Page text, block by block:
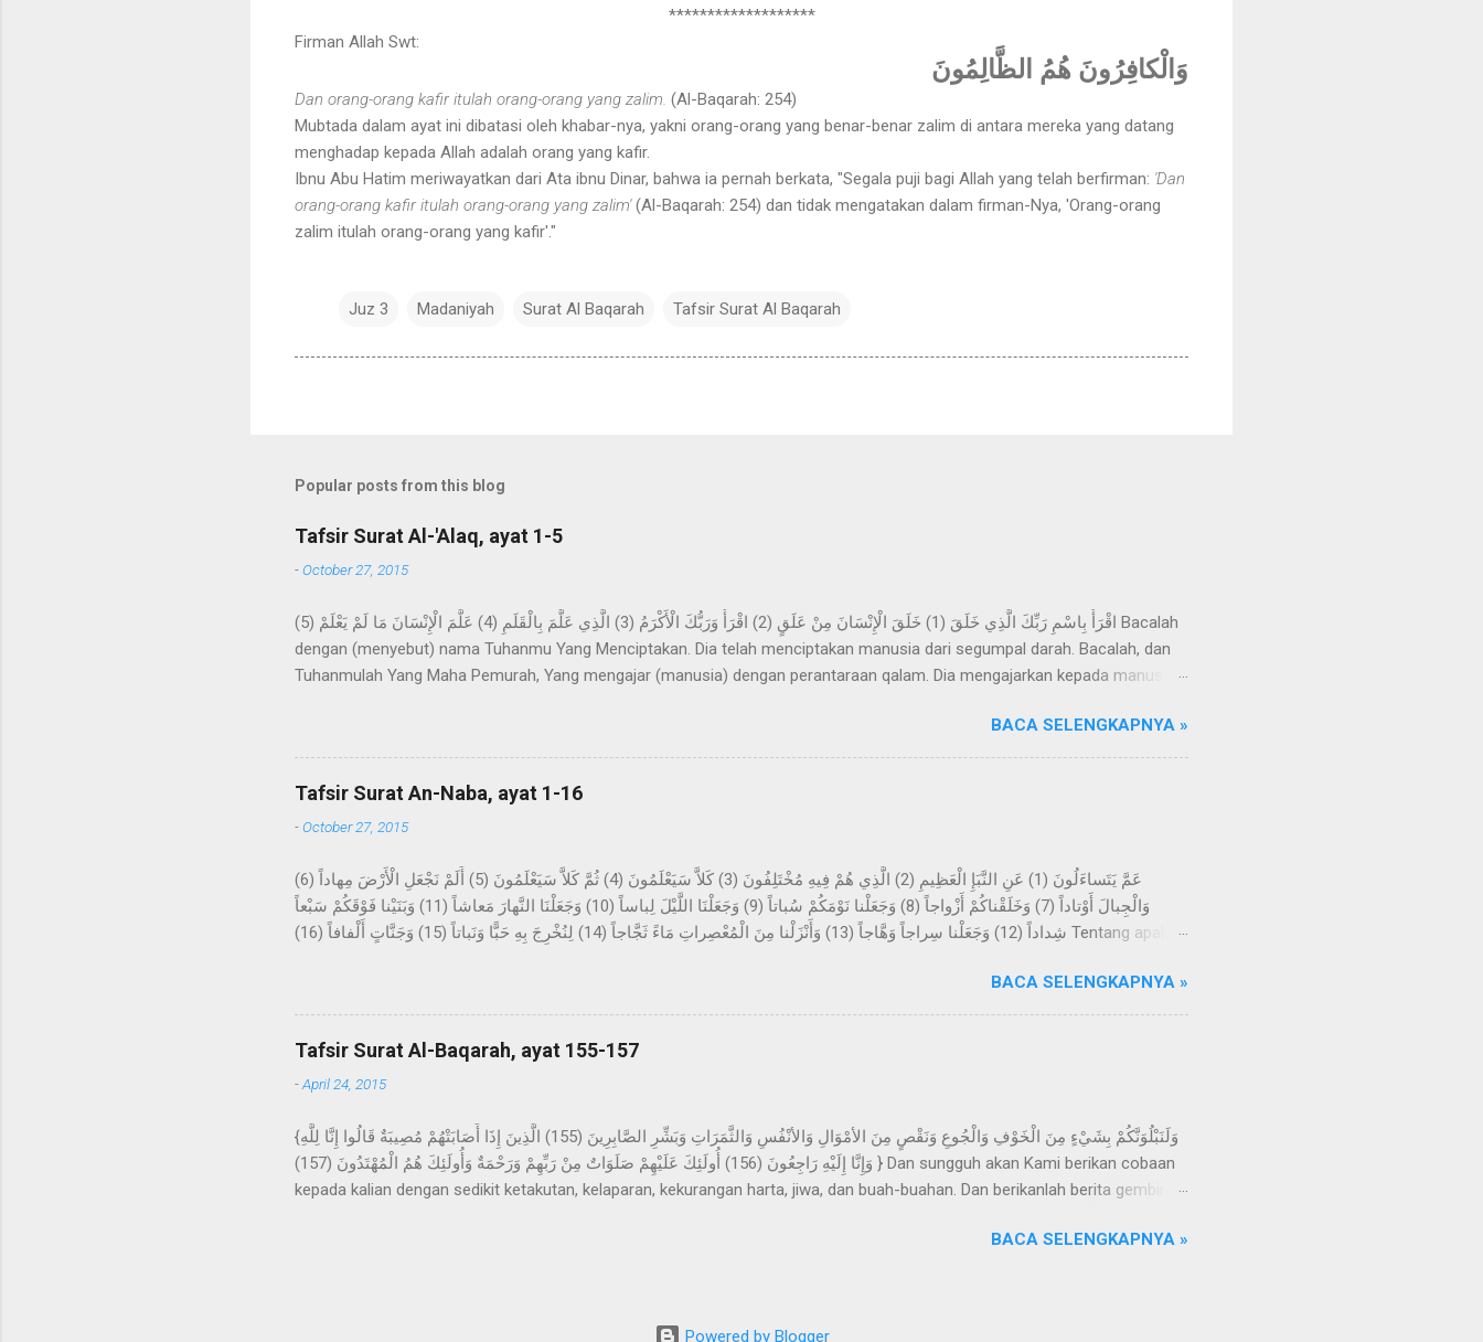
*******************
Firman Allah Swt:
وَالْكافِرُونَ هُمُ الظَّالِمُونَ
Dan orang-orang kafir itulah orang-orang yang zalim. (Al-Baqarah: 254)
Mubtada dalam ayat ini dibatasi oleh khabar-nya, yakni orang-orang yang benar-benar zalim di antara mereka yang datang
menghadap kepada Allah adalah orang yang kafir.
Ibnu Abu Hatim meriwayatkan dari Ata ibnu Dinar, bahwa ia pernah berkata, "Segala puji bagi Allah yang telah berfirman: 'Dan
orang-orang kafir itulah orang-orang yang zalim'(Al-Baqarah: 254) dan tidak mengatakan dalam firman-Nya, 'Orang-orang
zalim itulah orang-orang yang kafir'."
Juz 3 Madaniyah Surat Al Baqarah Tafsir Surat Al Baqarah
Popular posts from this blog
Tafsir Surat Al-'Alaq, ayat 1-5
-October 27, 2015
اقْرَأْ بِاسْمِ رَبِّكَ الَّذِي خَلَقَ (1) خَلَقَ الْإِنْسَانَ مِنْ عَلَقٍ (2) اقْرَأْ وَرَبُّكَ الْأَكْرَمُ (3) الَّذِي عَلَّمَ بِالْقَلَمِ (4) عَلَّمَ الْإِنْسَانَ مَا لَمْ يَعْلَمْ (5) Bacalah
dengan (menyebut) nama Tuhanmu Yang Menciptakan. Dia telah menciptakan manusia dari segumpal darah. Bacalah, dan
Tuhanmulah Yang Maha Pemurah, Yang mengajar (manusia) dengan perantaraan qalam. Dia mengajarkan kepada manusia
kepada kami Ma'mar, dari Az-Zuhri, dari Urwah, dari Aisyah yang menceritakan bahwa permulaan wahyu yang disampaikan
kepada Rasulullah Saw. berupa mimpi yang benar dalam tidurnya. Dan beliau tidak sekali-kali melihat suatu mimpi, melainkan
datangnya mimpi itu bagaikan sinar pagi hari. Kemudian dijadikan baginya suka menyendiri, dan beliau sering datang ke Gua
Hira, lalu melakukan ibadah di dalamnya selama beberapa malam yang berbilang dan...
BACA SELENGKAPNYA »
Tafsir Surat An-Naba, ayat 1-16
-October 27, 2015
عَمَّ يَتَساءَلُونَ (1) عَنِ النَّبَإِ الْعَظِيمِ (2) الَّذِي هُمْ فِيهِ مُخْتَلِفُونَ (3) كَلاَّ سَيَعْلَمُونَ (4) ثُمَّ كَلاَّ سَيَعْلَمُونَ (5) أَلَمْ نَجْعَلِ الْأَرْضَ مِهاداً (6)
وَالْجِبالَ أَوْتاداً (7) وَخَلَقْناكُمْ أَزْواجاً (8) وَجَعَلْنا نَوْمَكُمْ سُباتاً (9) وَجَعَلْنَا اللَّيْلَ لِباساً (10) وَجَعَلْنَا النَّهارَ مَعاشاً (11) وَبَنَيْنا فَوْقَكُمْ سَبْعاً
شِداداً (12) وَجَعَلْنا سِراجاً وَهَّاجاً (13) وَأَنْزَلْنا مِنَ الْمُعْصِراتِ مَاءً ثَجَّاجاً (14) لِنُخْرِجَ بِهِ حَبًّا وَنَباتاً (15) وَجَنَّاتٍ أَلْفافاً (16) Tentang apakah
akan mengetahui, kemudian sekali-kali tidak; kelak mereka akan mengetahui. Bukankah Kami telah menjadikan bumi itu
sebagai hamparan? Dan gunung-gunung sebagai pasak? Dan Kami jadikan kalian berpasang-pasangan, dan Kami jadikan
tidur kalian untuk istirahat, dan Kami jadikan malam sebagai pakaian, dan ...
BACA SELENGKAPNYA »
Tafsir Surat Al-Baqarah, ayat 155-157
-April 24, 2015
{وَلَنَبْلُوَنَّكُمْ بِشَيْءٍ مِنَ الْخَوْفِ وَالْجُوعِ وَنَقْصٍ مِنَ الأمْوَالِ وَالأنْفُسِ وَالثَّمَرَاتِ وَبَشِّرِ الصَّابِرِينَ (155) الَّذِينَ إِذَا أَصَابَتْهُمْ مُصِيبَةٌ قَالُوا إِنَّا لِلَّهِ
وَإِنَّا إِلَيْهِ رَاجِعُونَ (156) أُولَئِكَ عَلَيْهِمْ صَلَوَاتٌ مِنْ رَبِّهِمْ وَرَحْمَةٌ وَأُولَئِكَ هُمُ الْمُهْتَدُونَ (157) } Dan sungguh akan Kami berikan cobaan
kepada kalian dengan sedikit ketakutan, kelaparan, kekurangan harta, jiwa, dan buah-buahan. Dan berikanlah berita gembira
wainna ilaihi raji'un." Mereka itulah yang mendapat keberkatan yang sempurna dan rahmat dari Tuhannya, dan mereka itulah
BACA SELENGKAPNYA »
Powered by Blogger